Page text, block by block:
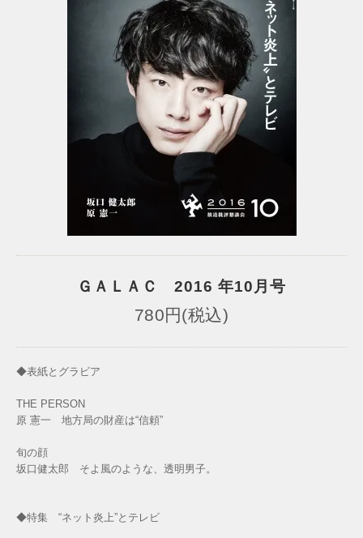
ＧＡＬＡＣ 2016 年10月号
780円(税込)
◆表紙とグラビア
THE PERSON
原 憲一 地方局の財産は“信頼”
旬の顔
坂口健太郎 そよ風のような、透明男子。
◆特集 “ネット炎上”とテレビ